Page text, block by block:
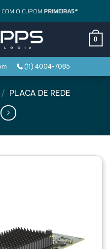
O CUPOM PRIMEIRA5*
0
(11) 4004-7085
/ PLACA DE REDE